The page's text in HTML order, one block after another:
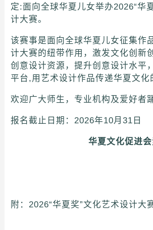
定:面向全球华夏儿女举办2026“华
计大赛。
该赛事是面向全球华夏儿女征集作
计大赛的纽带作用，激发文化创新
创意设计资源，提升创意设计水平
平台,用艺术设计作品传递华夏文化
欢迎广大师生，专业机构及爱好者
报名截止日期：2026年10月31日
华夏文化促进
2026
附：2026“华夏奖”文化艺术设计大